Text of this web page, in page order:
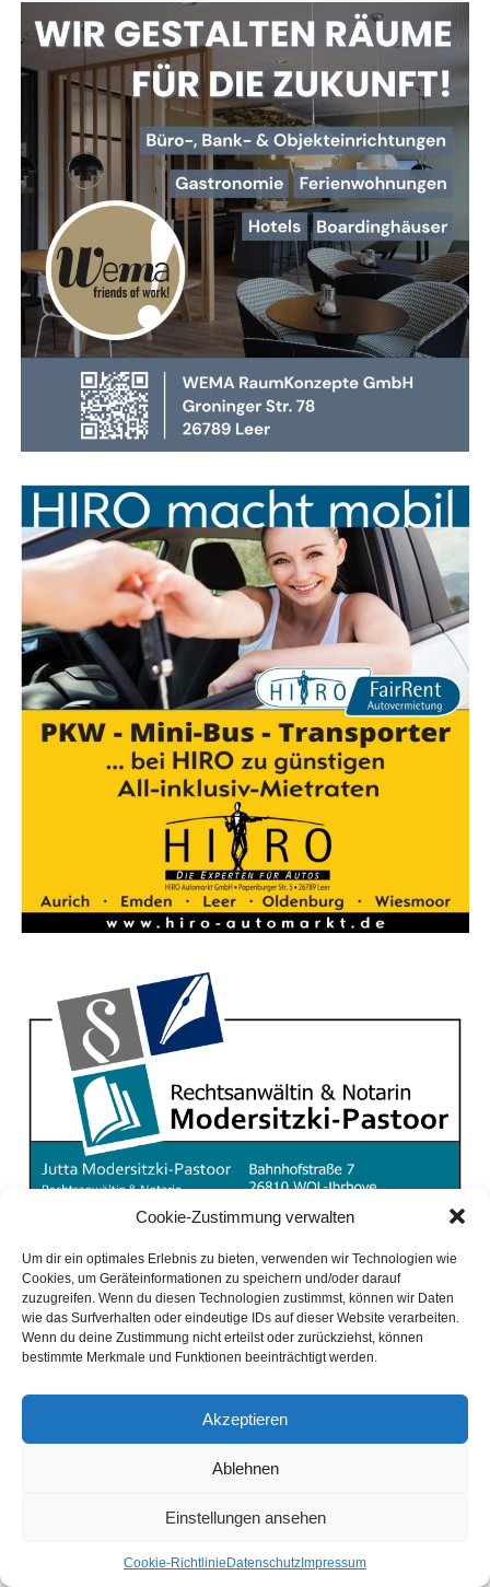
Cookie-Zustimmung verwalten
Um dir ein optimales Erlebnis zu bieten, verwenden wir Technologien wie
Cookies, um Geräteinformationen zu speichern und/oder darauf
zuzugreifen. Wenn du diesen Technologien zustimmst, können wir Daten
wie das Surfverhalten oder eindeutige IDs auf dieser Website verarbeiten.
Wenn du deine Zustimmung nicht erteilst oder zurückziehst, können
bestimmte Merkmale und Funktionen beeinträchtigt werden.
Akzeptieren
Ablehnen
Einstellungen ansehen
Coo­kie-Richt­li­nie Daten­schutz Impres­sum